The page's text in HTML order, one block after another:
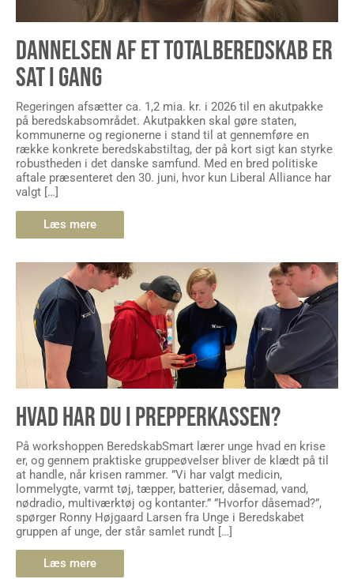
DANNELSEN AF ET TOTALBEREDSKAB ER
SAT I GANG
Regeringen afsætter ca. 1,2 mia. kr. i 2026 til en akutpakke
på beredskabsområdet. Akutpakken skal gøre staten,
kommunerne og regionerne i stand til at gennemføre en
række konkrete beredskabstiltag, der på kort sigt kan styrke
robustheden i det danske samfund. Med en bred politiske
aftale præsenteret den 30. juni, hvor kun Liberal Alliance har
valgt […]
Læs mere
HVAD HAR DU I PREPPERKASSEN?
På workshoppen BeredskabSmart lærer unge hvad en krise
er, og gennem praktiske gruppeøvelser bliver de klædt på til
at handle, når krisen rammer. ”Vi har valgt medicin,
lommelygte, varmt tøj, tæpper, batterier, dåsemad, vand,
nødradio, multiværktøj og kontanter.” ”Hvorfor dåsemad?”,
spørger Ronny Højgaard Larsen fra Unge i Beredskabet
gruppen af unge, der står samlet rundt […]
Læs mere